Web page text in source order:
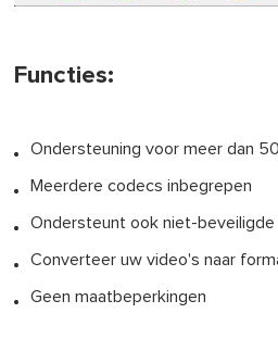
Functies:
Ondersteuning voor meer dan
Meerdere codecs inbegrepen
Ondersteunt ook niet-
Converteer uw video's naar
Geen maatbeperkingen